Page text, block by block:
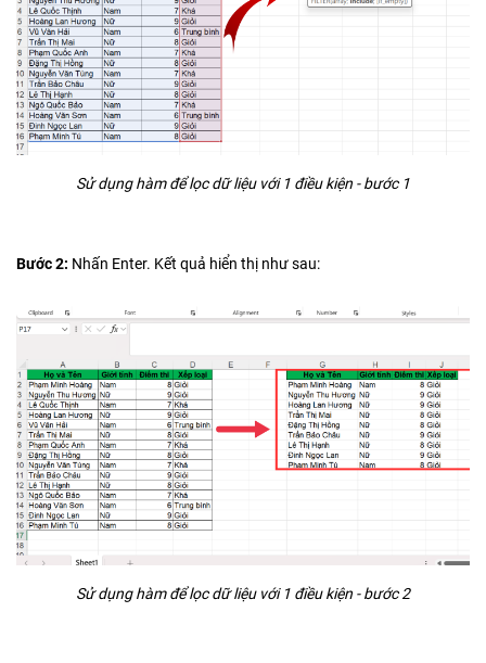
Sử dụng hàm để lọc dữ liệu với 1 điều kiện - bước 1
Bước 2: Nhấn Enter. Kết quả hiển thị như sau:
Sử dụng hàm để lọc dữ liệu với 1 điều kiện - bước 2